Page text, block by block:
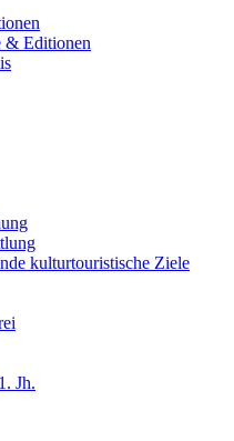
& Editionen
kulturtouristische Ziele
Jh.